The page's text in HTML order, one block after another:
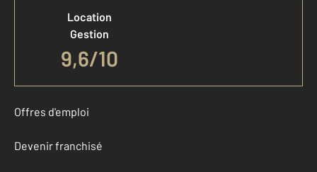
Location
Gestion
9,6/10
Offres d'emploi
Devenir franchisé